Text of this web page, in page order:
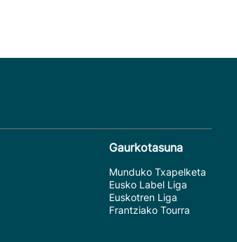
Gaurkotasuna
Munduko Txapelketa
Eusko Label Liga
Euskotren Liga
Frantziako Tourra